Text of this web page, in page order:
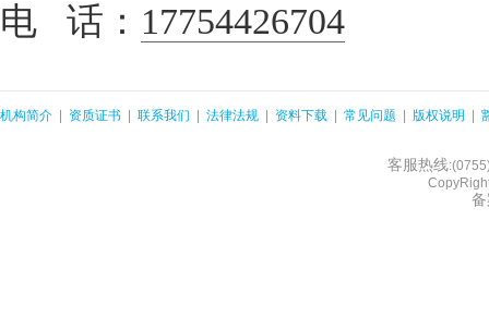
电 话： 17754426704
机构简介 资质证书 联系我们 法律法规 资料下载 常见问题 版权说明
客服热线